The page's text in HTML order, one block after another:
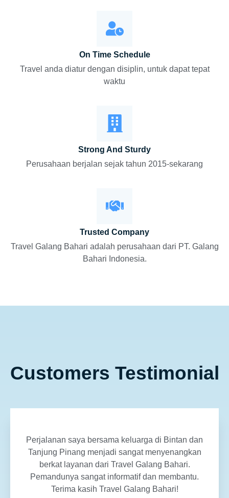
On Time Schedule
Travel anda diatur dengan disiplin, untuk dapat tepat
waktu
Strong And Sturdy
Perusahaan berjalan sejak tahun 2015-sekarang
Trusted Company
Travel Galang Bahari adalah perusahaan dari PT. Galang
Bahari Indonesia.
Customers Testimonial
Perjalanan saya bersama keluarga di Bintan dan
Tanjung Pinang menjadi sangat menyenangkan
berkat layanan dari Travel Galang Bahari.
Pemandunya sangat informatif dan membantu.
Terima kasih Travel Galang Bahari!